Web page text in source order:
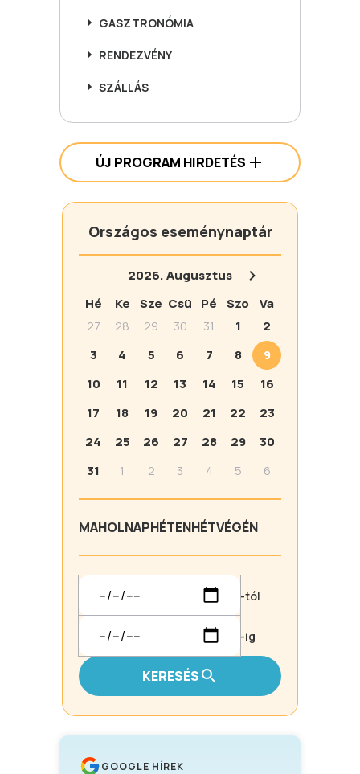
GASZTRONÓMIA
RENDEZVÉNY
SZÁLLÁS
ÚJ PROGRAM HIRDETÉS
Országos eseménynaptár
2026.Augusztus
Hé
Ke Sze Csü Pé Szo
Va
27
28 29 30 31 1
2
3
4 5 6 7 8
9
10
11 12 13 14 15
16
17
18 19 20 21 22
23
24
25 26 27 28 29
30
31
1 2 3 4 5 6
MAHOLNAPHÉTENHÉTVÉGÉN
-tól
-ig
KERESÉS
GOOGLE HÍREK